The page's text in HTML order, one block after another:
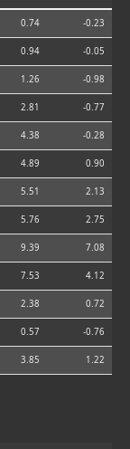
0.74 -0.23
0.94 -0.05
1.26 -0.98
2.81 -0.77
4.38 -0.28
4.89 0.90
5.51 2.13
5.76 2.75
9.39 7.08
7.53 4.12
2.38 0.72
0.57 -0.76
3.85 1.22